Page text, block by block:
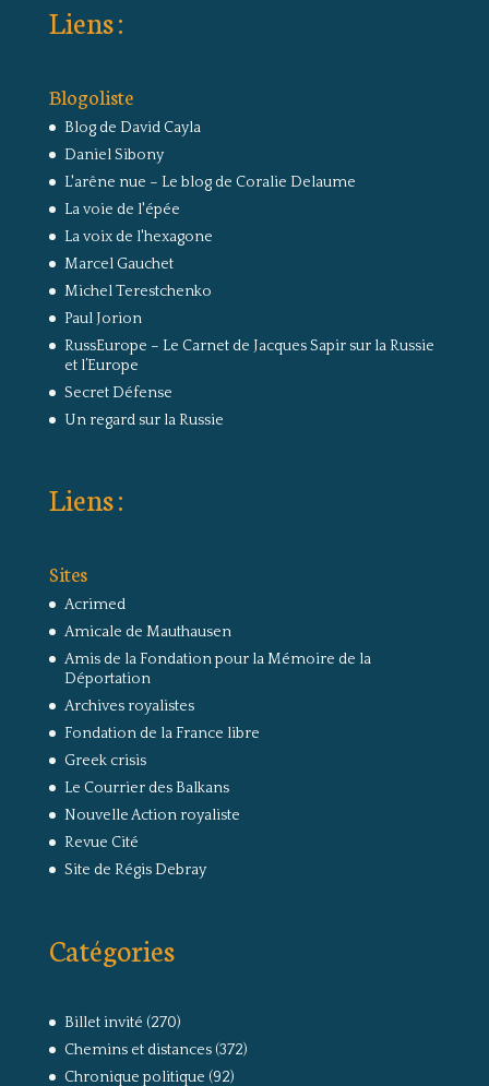
Liens :
Blogoliste
Blog de David Cayla
Daniel Sibony
L'arêne nue – Le blog de Coralie Delaume
La voie de l'épée
La voix de l'hexagone
Marcel Gauchet
Michel Terestchenko
Paul Jorion
RussEurope – Le Carnet de Jacques Sapir sur la Russie
et l’Europe
Secret Défense
Un regard sur la Russie
Liens :
Sites
Acrimed
Amicale de Mauthausen
Amis de la Fondation pour la Mémoire de la
Déportation
Archives royalistes
Fondation de la France libre
Greek crisis
Le Courrier des Balkans
Nouvelle Action royaliste
Revue Cité
Site de Régis Debray
Catégories
Billet invité (270)
Chemins et distances(372)
Chronique politique (92)